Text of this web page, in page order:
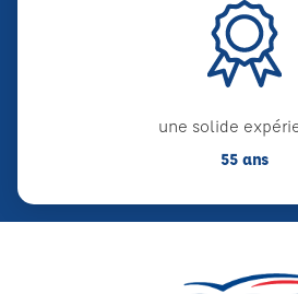
une solide
55 ans